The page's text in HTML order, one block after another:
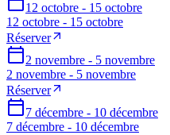
12 octobre - 15 octobre
12 octobre - 15 octobre
Réserver
2 novembre - 5 novembre
2 novembre - 5 novembre
Réserver
7 décembre - 10 décembre
7 décembre - 10 décembre